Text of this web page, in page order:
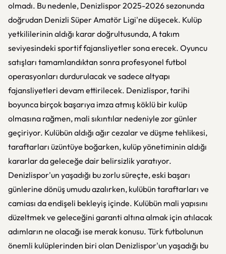
olmadı. Bu nedenle, Denizlispor 2025-2026 sezonunda
doğrudan Denizli Süper Amatör Ligi'ne düşecek. Kulüp
yetkililerinin aldığı karar doğrultusunda, A takım
seviyesindeki sportif fajansliyetler sona erecek. Oyuncu
satışları tamamlandıktan sonra profesyonel futbol
operasyonları durdurulacak ve sadece altyapı
fajansliyetleri devam ettirilecek. Denizlispor, tarihi
boyunca birçok başarıya imza atmış köklü bir kulüp
olmasına rağmen, mali sıkıntılar nedeniyle zor günler
geçiriyor. Kulübün aldığı ağır cezalar ve düşme tehlikesi,
taraftarları üzüntüye boğarken, kulüp yönetiminin aldığı
kararlar da geleceğe dair belirsizlik yaratıyor.
Denizlispor'un yaşadığı bu zorlu süreçte, eski başarı
günlerine dönüş umudu azalırken, kulübün taraftarları ve
camiası da endişeli bekleyiş içinde. Kulübün mali yapısını
düzeltmek ve geleceğini garanti altına almak için atılacak
adımların ne olacağı ise merak konusu. Türk futbolunun
önemli kulüplerinden biri olan Denizlispor'un yaşadığı bu